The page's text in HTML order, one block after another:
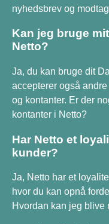
nyhedsbrev og
Kan jeg bruge
Netto?
Ja, du kan bruge dit
accepterer også
og kontanter. Er der
kontanter i Netto?
Har Netto et
kunder?
Ja, Netto har et
hvor du kan opnå
Hvordan kan jeg blive